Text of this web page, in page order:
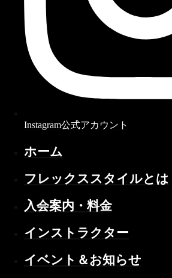
Instagram公式アカウント
ホーム
フレックススタイルとは
入会案内・料金
インストラクター
イベント＆お知らせ